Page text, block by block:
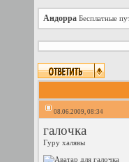
Андорра Бесплатные
08.06.2009, 08:34
галочка
Гуру халявы